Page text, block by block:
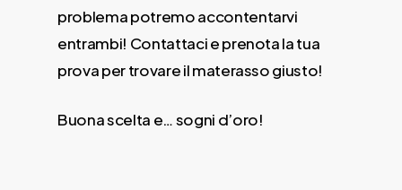
problema potremo accontentarvi
entrambi! Contattaci e prenota la tua
prova per trovare il materasso giusto!
Buona scelta e… sogni d’oro!